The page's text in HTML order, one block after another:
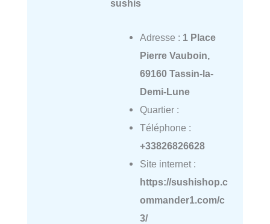
sushis
Adresse : 1 Place
Pierre Vauboin,
69160 Tassin-la-
Demi-Lune
Quartier :
Téléphone :
+33826826628
Site internet :
https://sushishop.c
ommander1.com/c
3/